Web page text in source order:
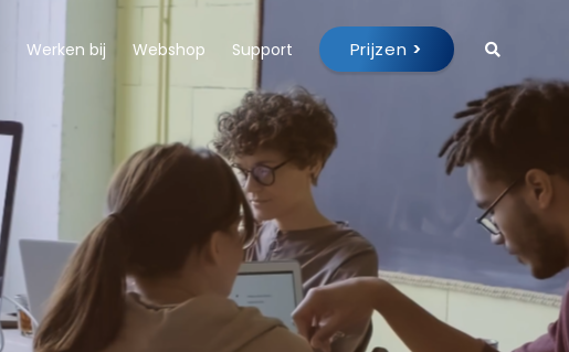
Werken bij Webshop Support Prijzen >